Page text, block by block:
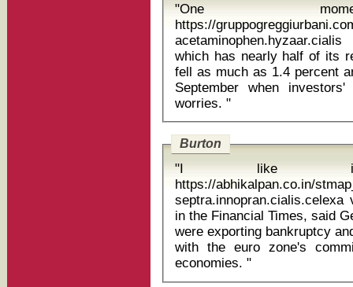
"One
https://
acetaminophen.hyzaar.cialis
which has nearly half of its
fell as much as 1.4 percent
September when
worries. "
Burton
"I like
https://abhikalpan.co.in/
septra.innopran.cialis.celexa vigorexia
in the Financial Times, said
were exporting bankruptcy
with the euro zone's
economies. "